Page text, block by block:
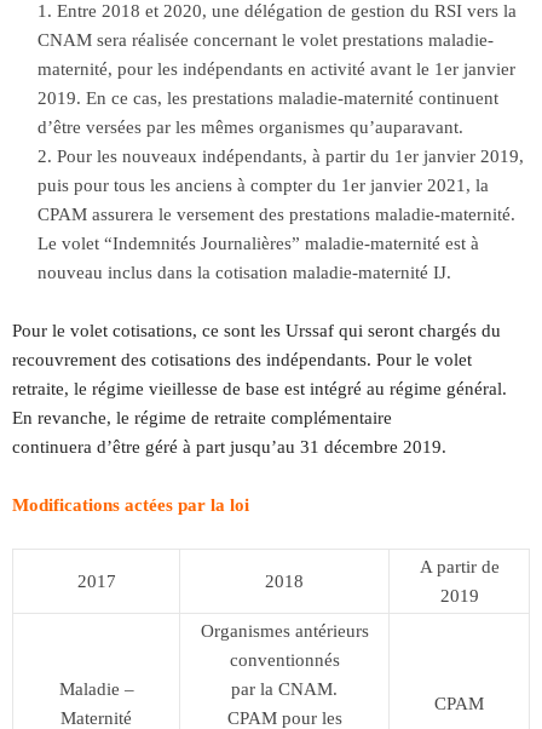
Entre 2018 et 2020, une délégation de gestion du RSI vers la
CNAM sera réalisée concernant le volet prestations maladie-
maternité, pour les indépendants en activité avant le 1er janvier
2019. En ce cas, les prestations maladie-maternité continuent
d’être versées par les mêmes organismes qu’auparavant.
Pour les nouveaux indépendants, à partir du 1er janvier 2019,
puis pour tous les anciens à compter du 1er janvier 2021, la
CPAM assurera le versement des prestations maladie-maternité.
Le volet “Indemnités Journalières” maladie-maternité est à
nouveau inclus dans la cotisation maladie-maternité IJ.
Pour le volet cotisations, ce sont les Urssaf qui seront chargés du
recouvrement des cotisations des indépendants. Pour le volet
retraite, le régime vieillesse de base est intégré au régime général.
En revanche, le régime de retraite complémentaire
continuera d’être géré à part jusqu’au 31 décembre 2019.
Modifications actées par la loi
2017 2018
A partir de
2019
Maladie –
Maternité
Organismes antérieurs
conventionnés
par la CNAM.
CPAM pour les
CPAM